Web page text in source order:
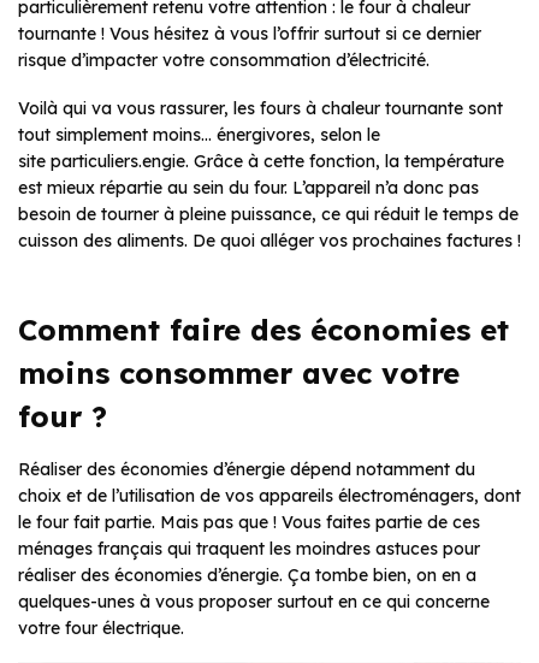
particulièrement retenu votre attention : le four à chaleur
tournante ! Vous hésitez à vous l’offrir surtout si ce dernier
risque d’impacter votre consommation d’électricité.
Voilà qui va vous rassurer, les fours à chaleur tournante sont
tout simplement moins… énergivores, selon le
site particuliers.engie. Grâce à cette fonction, la température
est mieux répartie au sein du four. L’appareil n’a donc pas
besoin de tourner à pleine puissance, ce qui réduit le temps de
cuisson des aliments. De quoi alléger vos prochaines factures !
Comment faire des économies et
moins consommer avec votre
four ?
Réaliser des économies d’énergie dépend notamment du
choix et de l’utilisation de vos appareils électroménagers, dont
le four fait partie. Mais pas que ! Vous faites partie de ces
ménages français qui traquent les moindres astuces pour
réaliser des économies d’énergie. Ça tombe bien, on en a
quelques-unes à vous proposer surtout en ce qui concerne
votre four électrique.